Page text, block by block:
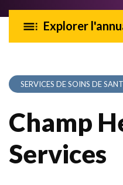
Explorer
SERVICES DE SOINS DE
Champ
Services